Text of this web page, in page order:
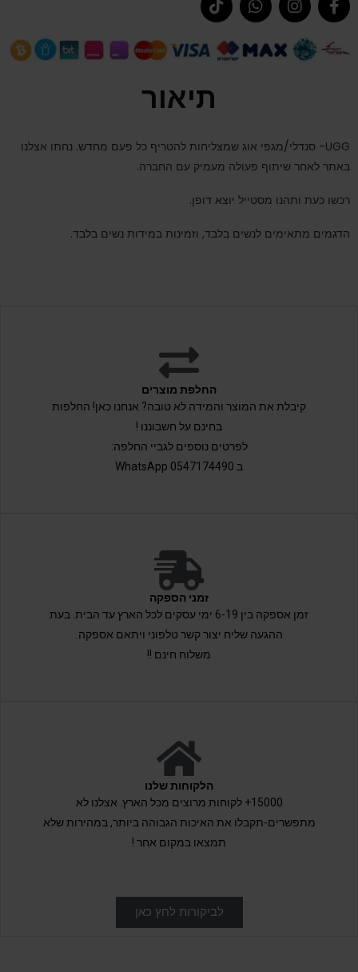
תיאור
UGG- סנדלי/מגפי אוג שמצליחות להטריף כל פעם מחדש. נחתו אצלנו
באתר לאחר שיתוף פעולה מעמיק עם החברה.
רכשו כעת ותהנו מסטייל יוצא דופן.
הדגמים מתאימים לנשים בלבד, וזמינות במידות נשים בלבד.
החלפת מוצרים
קיבלת את המוצר והמידה לא טובה? אנחנו כאן! החלפות
בחינם על חשבוננו !
לפרטים נוספים לגביי החלפה:
ב 0547174490 WhatsApp
זמני הספקה
זמן אספקה בין 6-19 ימי עסקים לכל הארץ עד הבית. בעת
ההגעה שליח יצור קשר טלפוני ויתאם אספקה.
משלוח חינם !!
הלקוחות שלנו
15000+ לקוחות מרוצים מכל הארץ. אצלנו לא
מתפשרים-תקבלו את האיכות הגבוהה ביותר, במהירות שלא
תמצאו במקום אחר !
לביקורות לחץ כאן